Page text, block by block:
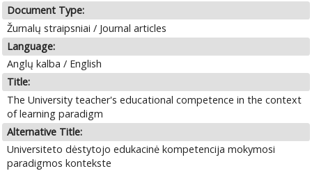
Document Type:
Žurnalų straipsniai / Journal articles
Language:
Anglų kalba / English
Title:
The University teacher's educational competence in the context
of learning paradigm
Alternative Title:
Universiteto dėstytojo edukacinė kompetencija mokymosi
paradigmos kontekste